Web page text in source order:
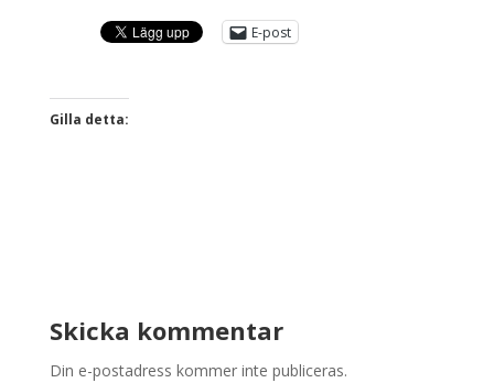
E-post
Gilla detta:
Skicka kommentar
Din e-postadress kommer inte publiceras.